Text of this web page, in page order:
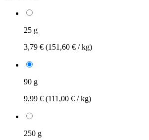
25 g
3,79 € (151,60 € / kg)
90 g
9,99 € (111,00 € / kg)
250 g